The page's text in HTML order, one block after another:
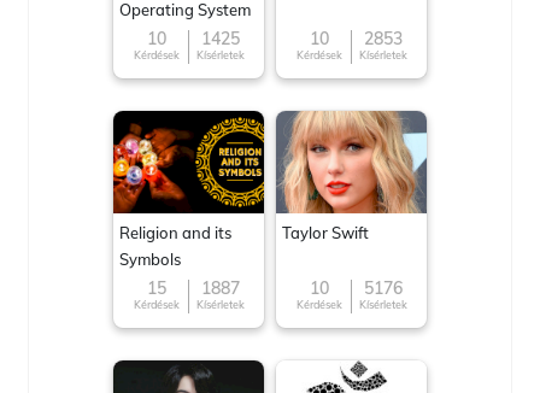
Operating System
10
Kérdések
1425
Kísérletek
10
Kérdések
2853
Kísérletek
Religion and its
Symbols
15
Kérdések
1887
Kísérletek
Taylor Swift
10
Kérdések
5176
Kísérletek